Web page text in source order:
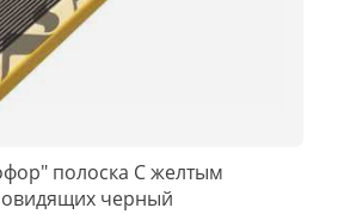
полоска С желтым
черный